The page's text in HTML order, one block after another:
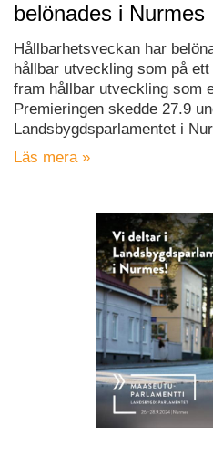
belönades i Nurmes
Hållbarhetsveckan har
hållbar utveckling som på
fram hållbar utveckling som
Premieringen skedde 27.9
Landsbygdsparlamentet i
Läs mera »